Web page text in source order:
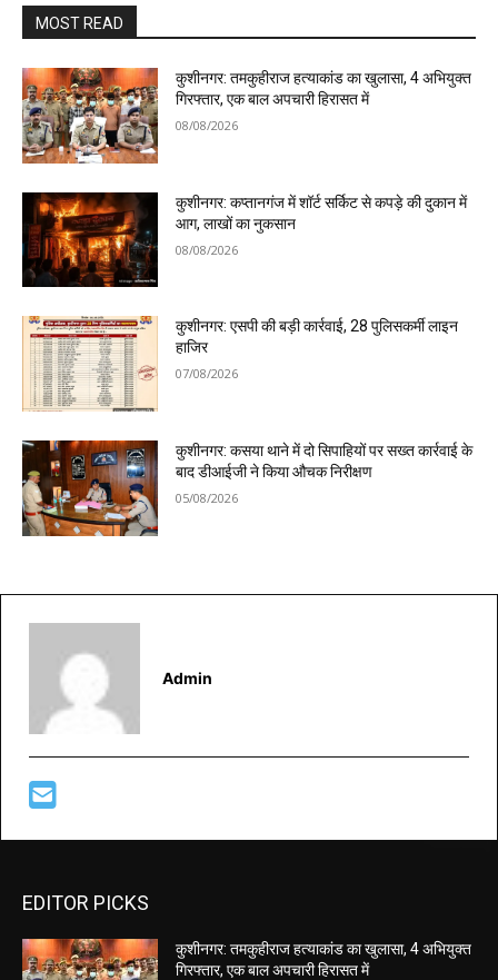
MOST READ
कुशीनगर: तमकुहीराज हत्याकांड का खुलासा, 4 अभियुक्त
गिरफ्तार, एक बाल अपचारी हिरासत में
08/08/2026
कुशीनगर: कप्तानगंज में शॉर्ट सर्किट से कपड़े की दुकान में
आग, लाखों का नुकसान
08/08/2026
कुशीनगर: एसपी की बड़ी कार्रवाई, 28 पुलिसकर्मी लाइन
हाजिर
07/08/2026
कुशीनगर: कसया थाने में दो सिपाहियों पर सख्त कार्रवाई के
बाद डीआईजी ने किया औचक निरीक्षण
05/08/2026
Admin
EDITOR PICKS
कुशीनगर: तमकुहीराज हत्याकांड का खुलासा, 4 अभियुक्त
गिरफ्तार, एक बाल अपचारी हिरासत में